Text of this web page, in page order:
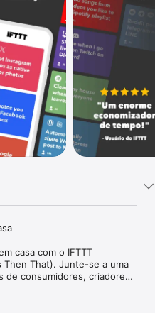
casa com o IFTTT
Then That). Junte-se a uma
de consumidores, criadores